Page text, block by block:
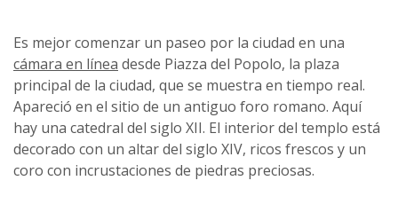
Es mejor comenzar un paseo por la ciudad en una
cámara en línea desde Piazza del Popolo, la plaza
principal de la ciudad, que se muestra en tiempo real.
Apareció en el sitio de un antiguo foro romano. Aquí
hay una catedral del siglo XII. El interior del templo está
decorado con un altar del siglo XIV, ricos frescos y un
coro con incrustaciones de piedras preciosas.